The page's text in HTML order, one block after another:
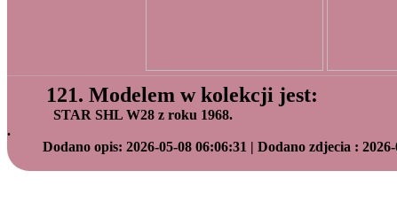
121. Modelem w kolekcji jest:
STAR SHL W28 z roku 1968.
.
Dodano opis: 2026-05-08 06:06:31 | Dodano zdjecia :